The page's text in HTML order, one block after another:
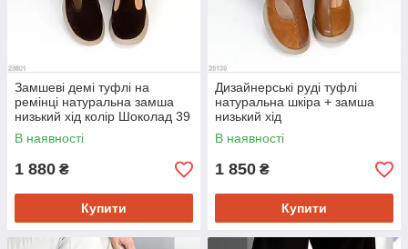
Замшеві демі туфлі на
ремінці натуральна замша
низький хід колір Шоколад 39
В наявності
1 880 ₴
Купити
Дизайнерські руді туфлі
натуральна шкіра + замша
низький хід
В наявності
1 850 ₴
Купити